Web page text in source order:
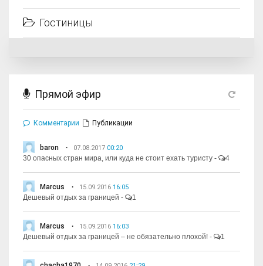
Гостиницы
Прямой эфир
Комментарии Публикации
baron 07.08.2017 00:20
30 опасных стран мира, или куда не стоит ехать туристу - 4
Marcus 15.09.2016 16:05
Дешевый отдых за границей - 1
Marcus 15.09.2016 16:03
Дешевый отдых за границей – не обязательно плохой! - 1